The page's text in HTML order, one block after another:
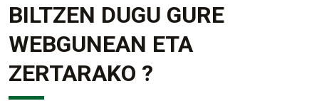
BILTZEN DUGU GURE
WEBGUNEAN ETA
ZERTARAKO ?